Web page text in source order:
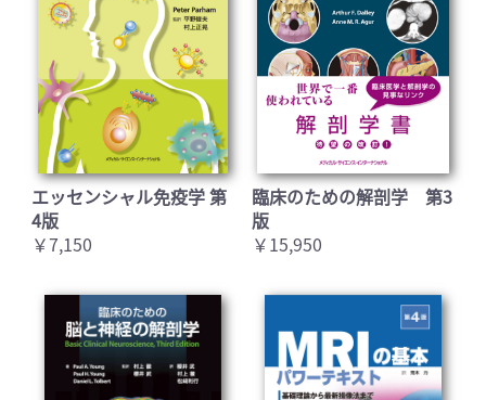
エッセンシャル免疫学 第
4版
￥7,150
臨床のための解剖学 第3
版
￥15,950